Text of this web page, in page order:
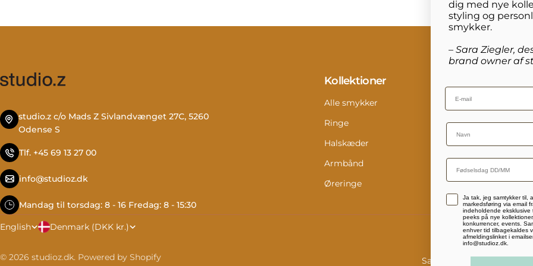
studio.z c/o Mads Z Sivlandvænget 27C, 5260
Odense S
Tlf. +45 69 13 27 00
info@studioz.dk
Mandag til torsdag: 8 - 16 Fredag: 8 - 15:30
Kollektioner
Alle smykker
Ringe
Halskæder
Armbånd
Øreringe
L
a
English
C
o
Denmark (DKK kr.)
© 2026 studioz.dk. Powered by Shopify Salgs- og
dig med nye
styling og
smykker.
– Sara Ziegler,
brand owner af
Email
Name
Accepterer persondatapolitik
Ja tak, jeg samtykker til,
markedsføring via email
indeholdende eksklusive
peeks på nye
konkurrencer, events.
enhver tid tilbagekaldes
afmeldingslinket i
info@studioz.dk.